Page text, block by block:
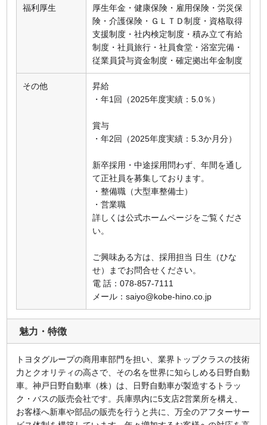
福利厚生
厚生年金・健康保険・雇用保険・労災保
険・介護保険・ＧＬＴＤ制度・資格取得
支援制度・社内検定制度・積み立て有給
制度・社員旅行・社員食堂・浴室完備・
従業員貸与資金制度・確定拠出年金制度
その他
昇給
・年1回（2025年度実績：5.0％）
賞与
・年2回（2025年度実績：5.3か月分）
新卒採用・中途採用問わず、年間を通し
て正社員を募集しております。
・整備職（大型車整備士）
・営業職
詳しくは公式ホームページをご覧くださ
い。
ご興味ある方は、採用担当 日生（ひな
せ）までお問合せください。
電 話：078-857-7111
メール：saiyo@kobe-hino.co.jp
魅力・特徴
トヨタグループの商用車部門を担い、業界トップクラスの技術
力とクオリティの高さで、その名を世界に知らしめる日野自動
車。神戸日野自動車（株）は、日野自動車が製造するトラッ
ク・バスの販売会社です。兵庫県内に5支店2営業所を構え、
お客様へ新車や部品の販売を行うと共に、万全のアフターサー